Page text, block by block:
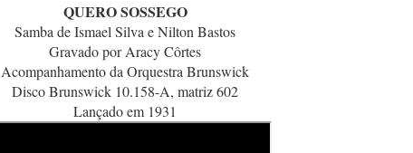
QUERO SOSSEGO
Samba de Ismael Silva e Nilton Bastos
Gravado por Aracy Côrtes
Acompanhamento da Orquestra Brunswick
Disco Brunswick 10.158-A, matriz 602
Lançado em 1931